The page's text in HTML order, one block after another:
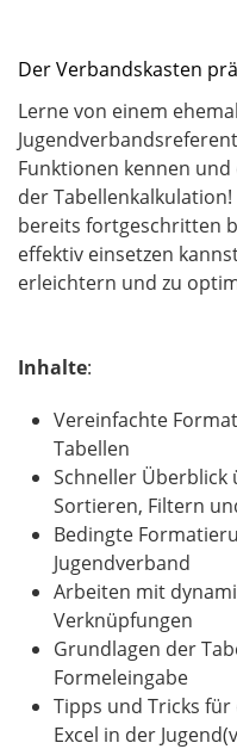
Der Verbandskasten
Lerne von einem
Funktionen kennen
der
bereits fortgeschritten
effektiv einsetzen
erleichtern und zu
Inhalte:
Vereinfachte
Tabellen
Schneller Überblick
Sortieren, Filtern
Bedingte
Jugendverband
Arbeiten mit
Verknüpfungen
Grundlagen der
Formeleingabe
Tipps und Tricks
Excel in der